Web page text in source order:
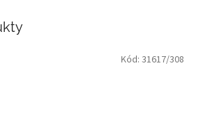
Kód: 31617/308